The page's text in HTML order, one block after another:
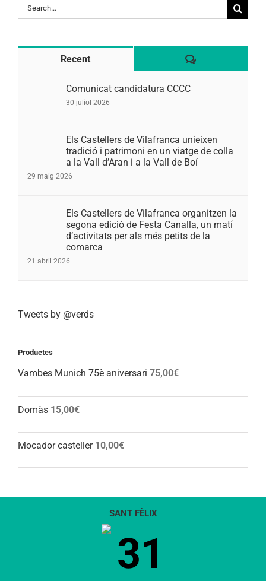
Search
for:
Recent Comentaris
Comunicat candidatura CCCC
30 juliol 2026
Els Castellers de Vilafranca unieixen
tradició i patrimoni en un viatge de colla
a la Vall d’Aran i a la Vall de Boí
29 maig 2026
Els Castellers de Vilafranca organitzen la
segona edició de Festa Canalla, un matí
d’activitats per als més petits de la
comarca
21 abril 2026
Tweets by @verds
Productes
Vambes Munich 75è aniversari 75,00€
Domàs 15,00€
Mocador casteller 10,00€
SANT FÈLIX
31